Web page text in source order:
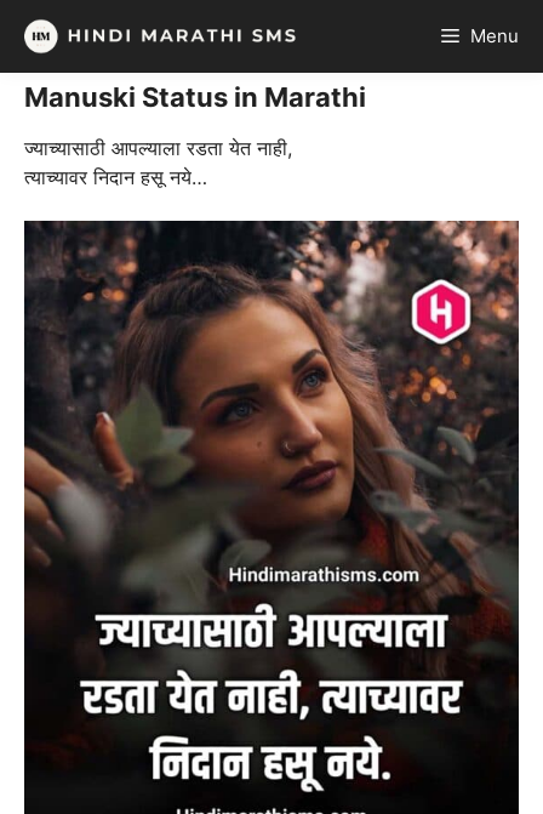
Skip
content
Menu
Manuski Status in Marathi
ज्याच्यासाठी आपल्याला रडता येत नाही,
त्याच्यावर निदान हसू नये…